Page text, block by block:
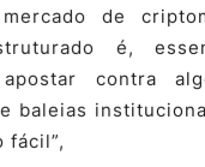
Método
Augusto
Backes
2026
é,
contra
baleias
fácil”,